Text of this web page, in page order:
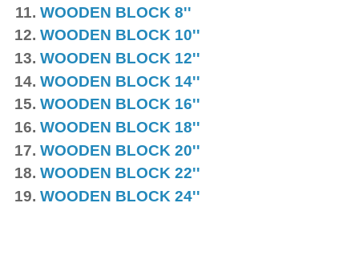
WOODEN BLOCK 8''
WOODEN BLOCK 10''
WOODEN BLOCK 12''
WOODEN BLOCK 14''
WOODEN BLOCK 16''
WOODEN BLOCK 18''
WOODEN BLOCK 20''
WOODEN BLOCK 22''
WOODEN BLOCK 24''